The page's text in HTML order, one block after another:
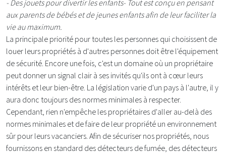
- Des jouets pour divertir les enfants- Tout est conçu en pensant
aux parents de bébés et de jeunes enfants afin de leur faciliter la
vie au maximum.
La principale priorité pour toutes les personnes qui choisissent de
louer leurs propriétés à d'autres personnes doit être l'équipement
de sécurité. Encore une fois, c'est un domaine où un propriétaire
peut donner un signal clair à ses invités qu'ils ont à cœur leurs
intérêts et leur bien-être. La législation varie d'un pays à l'autre, il y
aura donc toujours des normes minimales à respecter.
Cependant, rien n'empêche les propriétaires d'aller au-delà des
normes minimales et de faire de leur propriété un environnement
sûr pour leurs vacanciers. Afin de sécuriser nos propriétés, nous
fournissons en standard des détecteurs de fumée, des détecteurs